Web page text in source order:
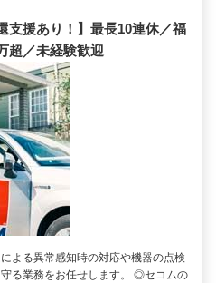
支援あり！】最長10連休／福
超／未経験歓迎
よる異常感知時の対応や機器の点検
る業務をお任せします。 ◎セコムの